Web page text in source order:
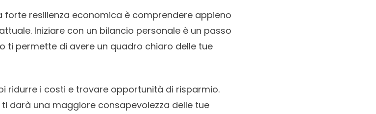
forte resilienza economica è comprendere appieno
Iniziare con un bilancio personale è un passo
ti permette di avere un quadro chiaro delle tue
ridurre i costi e trovare opportunità di risparmio.
darà una maggiore consapevolezza delle tue